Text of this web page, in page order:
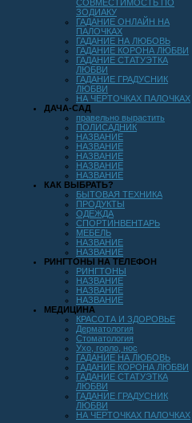
СОВМЕСТИМОСТЬ ПО
ЗОДИАКУ
ГАДАНИЕ ОНЛАЙН НА
ПАЛОЧКАХ
ГАДАНИЕ НА ЛЮБОВЬ
ГАДАНИЕ КОРОНА ЛЮБВИ
ГАДАНИЕ СТАТУЭТКА
ЛЮБВИ
ГАДАНИЕ ГРАДУСНИК
ЛЮБВИ
НА ЧЕРТОЧКАХ ПАЛОЧКАХ
ДАЧА-САД
правельно вырастить
ПОЛИСАДНИК
НАЗВАНИЕ
НАЗВАНИЕ
НАЗВАНИЕ
НАЗВАНИЕ
НАЗВАНИЕ
КАК ВЫБРАТЬ?
БЫТОВАЯ ТЕХНИКА
ПРОДУКТЫ
ОДЕЖДА
СПОРТИНВЕНТАРЬ
МЕБЕЛЬ
НАЗВАНИЕ
НАЗВАНИЕ
РИНГТОНЫ НА ТЕЛЕФОН
РИНГТОНЫ
НАЗВАНИЕ
НАЗВАНИЕ
НАЗВАНИЕ
МЕДИЦИНА
КРАСОТА И ЗДОРОВЬЕ
Дерматология
Стоматология
Ухо, горло, нос
ГАДАНИЕ НА ЛЮБОВЬ
ГАДАНИЕ КОРОНА ЛЮБВИ
ГАДАНИЕ СТАТУЭТКА
ЛЮБВИ
ГАДАНИЕ ГРАДУСНИК
ЛЮБВИ
НА ЧЕРТОЧКАХ ПАЛОЧКАХ